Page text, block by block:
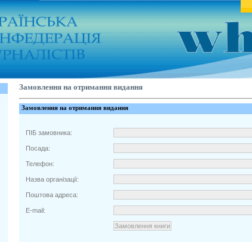
Замовлення на отримання видання
Замовлення на отримання видання
ПІБ замовника:
Посада:
Телефон:
Назва організації:
Поштова адреса:
E-mail: